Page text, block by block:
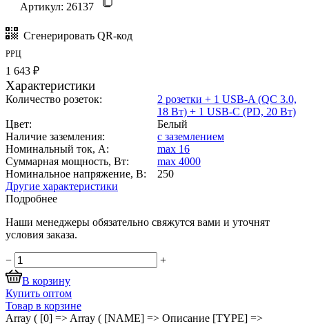
Артикул: 26137
Сгенерировать QR-код
РРЦ
1 643 ₽
Характеристики
Количество розеток:
2 розетки + 1 USB-A (QC 3.0,
18 Вт) + 1 USB-C (PD, 20 Вт)
Цвет:
Белый
Наличие заземления:
с заземлением
Номинальный ток, А:
max 16
Суммарная мощность, Вт:
max 4000
Номинальное напряжение, В:
250
Другие характеристики
Подробнее
Наши менеджеры обязательно свяжутся вами и уточнят
условия заказа.
−
+
В корзину
Купить оптом
Товар в корзине
Array ( [0] => Array ( [NAME] => Описание [TYPE] =>